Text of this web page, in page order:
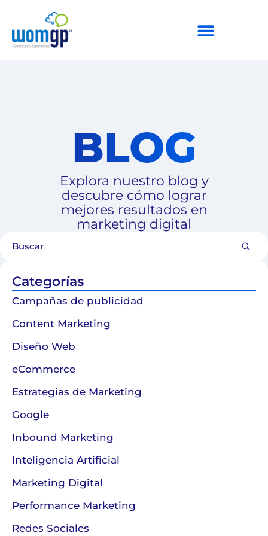
BLOG
Explora nuestro blog y
descubre cómo lograr
mejores resultados en
marketing digital
Categorías
Campañas de publicidad
Content Marketing
Diseño Web
eCommerce
Estrategias de Marketing
Google
Inbound Marketing
Inteligencia Artificial
Marketing Digital
Performance Marketing
Redes Sociales